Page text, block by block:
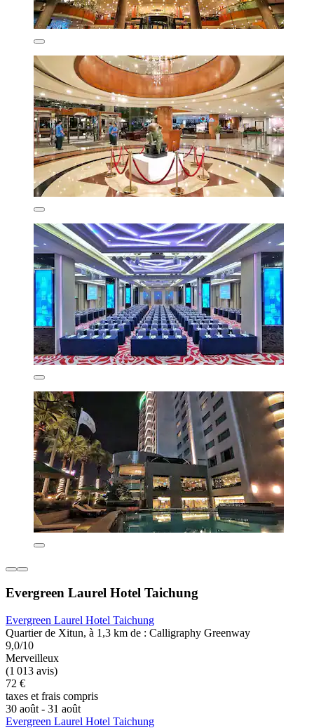
Evergreen Laurel Hotel Taichung
Evergreen Laurel Hotel Taichung
Quartier de Xitun, à 1,3 km de : Calligraphy Greenway
9,0/10
Merveilleux
(1 013 avis)
72 €
taxes et frais compris
30 août - 31 août
Evergreen Laurel Hotel Taichung